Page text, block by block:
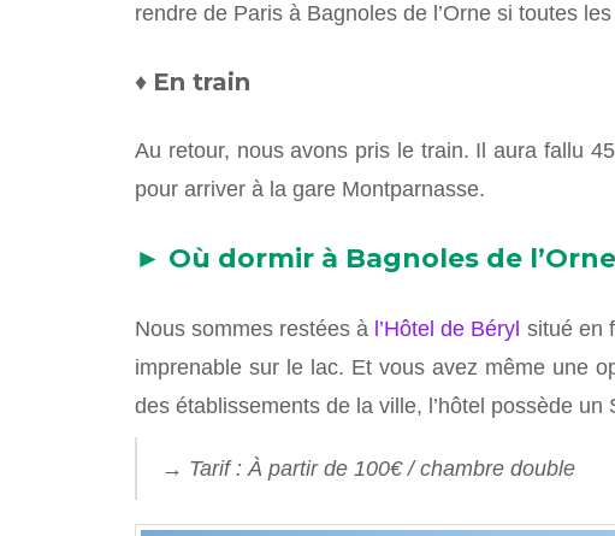
rendre de Paris à Bagnoles de l’Orne si toutes
♦ En train
Au retour, nous avons pris le train. Il aura fallu
pour arriver à la gare Montparnasse.
► Où dormir à Bagnoles de l’Orne
Nous sommes restées à l’Hôtel de Béryl situé en
imprenable sur le lac. Et vous avez même une
des établissements de la ville, l’hôtel possède
→ Tarif : À partir de 100€ / chambre double